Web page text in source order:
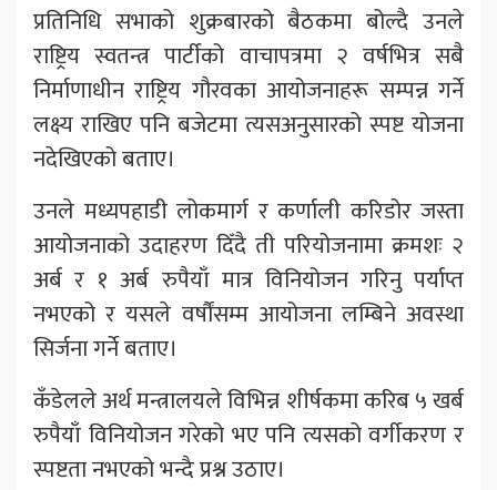
प्रतिनिधि सभाको शुक्रबारको बैठकमा बोल्दै उनले
राष्ट्रिय स्वतन्त्र पार्टीको वाचापत्रमा २ वर्षभित्र सबै
निर्माणाधीन राष्ट्रिय गौरवका आयोजनाहरू सम्पन्न गर्ने
लक्ष्य राखिए पनि बजेटमा त्यसअनुसारको स्पष्ट योजना
नदेखिएको बताए।
उनले मध्यपहाडी लोकमार्ग र कर्णाली करिडोर जस्ता
आयोजनाको उदाहरण दिँदै ती परियोजनामा क्रमशः २
अर्ब र १ अर्ब रुपैयाँ मात्र विनियोजन गरिनु पर्याप्त
नभएको र यसले वर्षौंसम्म आयोजना लम्बिने अवस्था
सिर्जना गर्ने बताए।
कँडेलले अर्थ मन्त्रालयले विभिन्न शीर्षकमा करिब ५ खर्ब
रुपैयाँ विनियोजन गरेको भए पनि त्यसको वर्गीकरण र
स्पष्टता नभएको भन्दै प्रश्न उठाए।